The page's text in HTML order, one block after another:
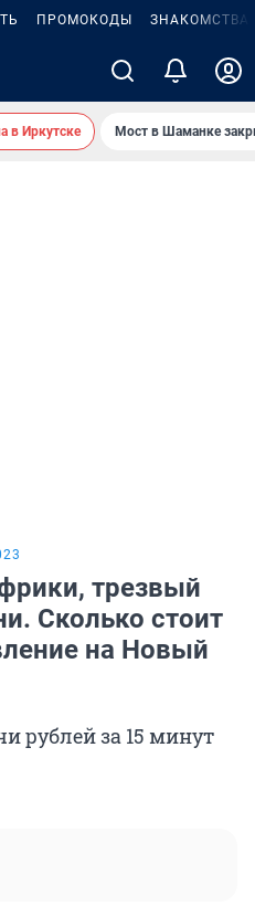
ПРОМОКОДЫ ЗНАКОМСТВА
в Иркутске Мост в Шаманке
трезвый
Сколько стоит
на Новый
рублей за 15 минут